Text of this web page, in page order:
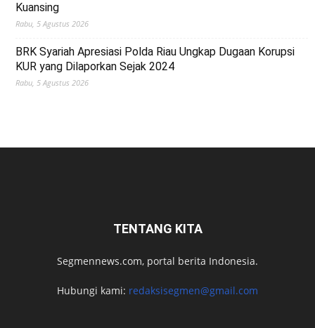
Kuansing
Rabu, 5 Agustus 2026
BRK Syariah Apresiasi Polda Riau Ungkap Dugaan Korupsi
KUR yang Dilaporkan Sejak 2024
Rabu, 5 Agustus 2026
TENTANG KITA
Segmennews.com, portal berita Indonesia.
Hubungi kami: redaksisegmen@gmail.com